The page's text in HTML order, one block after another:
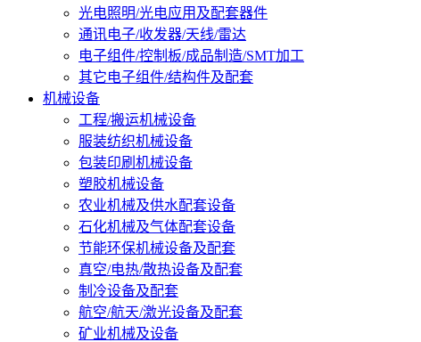
光电照明/光电应用及配套器件
通讯电子/收发器/天线/雷达
电子组件/控制板/成品制造/SMT加工
其它电子组件/结构件及配套
机械设备
工程/搬运机械设备
服装纺织机械设备
包装印刷机械设备
塑胶机械设备
农业机械及供水配套设备
石化机械及气体配套设备
节能环保机械设备及配套
真空/电热/散热设备及配套
制冷设备及配套
航空/航天/激光设备及配套
矿业机械及设备